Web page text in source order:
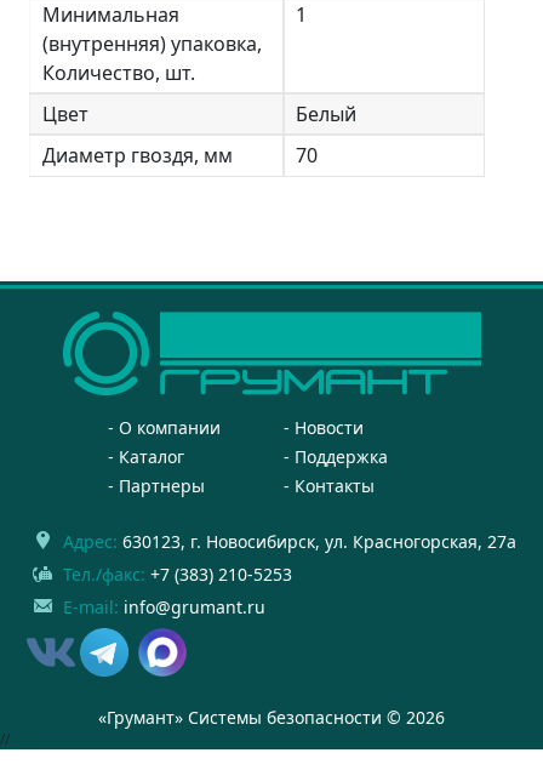
Минимальная
(внутренняя) упаковка,
Количество, шт.
1
Цвет
Белый
Диаметр гвоздя, мм
70
О компании
Новости
Каталог
Поддержка
Партнеры
Контакты
Адрес: 630123, г. Новосибирск, ул. Красногорская, 27а
Тел./факс: +7 (383) 210-5253
E-mail: info@grumant.ru
«Грумант» Системы безопасности © 2026
//